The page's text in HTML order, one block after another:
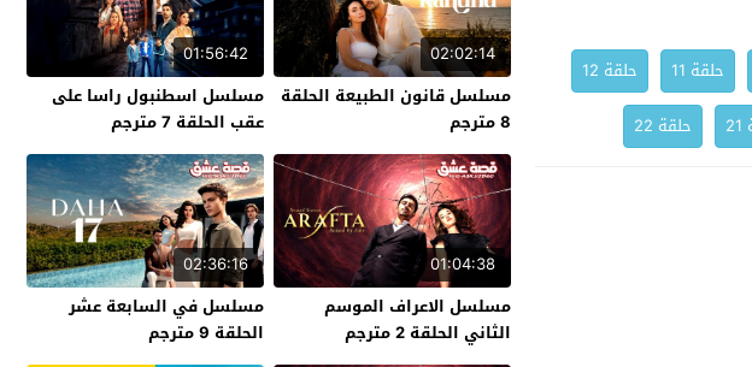
حلقة 11
حلقة 12
حلقة 22
02:02:14
مسلسل قانون الطبيعة الحلقة
8 مترجم
01:56:42
مسلسل اسطنبول راسا على
عقب الحلقة 7 مترجم
01:04:38
مسلسل الاعراف الموسم
الثاني الحلقة 2 مترجم
02:36:16
مسلسل في السابعة عشر
الحلقة 9 مترجم